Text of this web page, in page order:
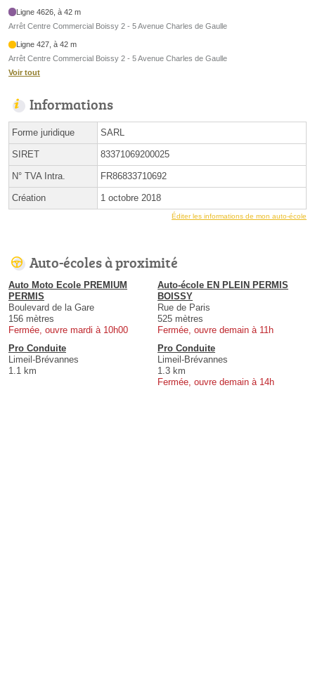
Ligne 4626, à 42 m
Arrêt Centre Commercial Boissy 2 - 5 Avenue Charles de Gaulle
Ligne 427, à 42 m
Arrêt Centre Commercial Boissy 2 - 5 Avenue Charles de Gaulle
Voir tout
Informations
Forme juridique SARL
SIRET 83371069200025
N° TVA Intra. FR86833710692
Création 1 octobre 2018
Éditer les informations de mon auto-école
Auto-écoles à proximité
Auto Moto Ecole PREMIUM
PERMIS
Boulevard de la Gare
156 mètres
Fermée, ouvre mardi à 10h00
Auto-école EN PLEIN PERMIS
BOISSY
Rue de Paris
525 mètres
Fermée, ouvre demain à 11h
Pro Conduite
Limeil-Brévannes
1.1 km
Pro Conduite
Limeil-Brévannes
1.3 km
Fermée, ouvre demain à 14h